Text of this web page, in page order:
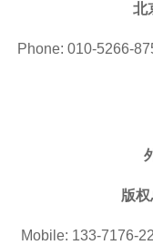
北
Phone: 010-5266-
版
Mobile: 133-7176-